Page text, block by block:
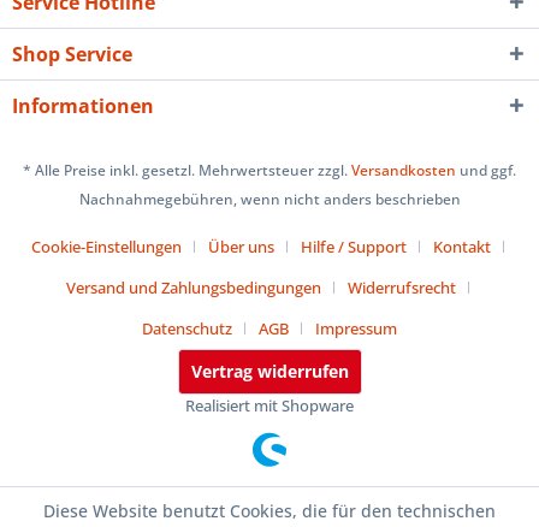
Shop Service
Informationen
* Alle Preise inkl. gesetzl. Mehrwertsteuer zzgl.Versandkosten und ggf.
Nachnahmegebühren, wenn nicht anders beschrieben
Cookie-Einstellungen Über uns Hilfe / Support
Kontakt
Versand und Zahlungsbedingungen
Widerrufsrecht
Datenschutz
AGB Impressum
Vertrag widerrufen
Realisiert mit Shopware
Diese Website benutzt Cookies, die für den technischen